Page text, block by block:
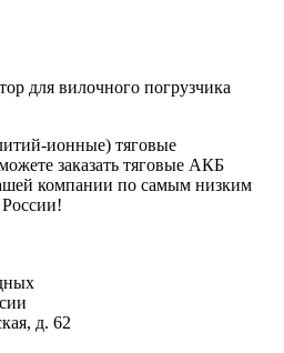
для вилочного погрузчика
ионные) тяговые
заказать тяговые АКБ
компании по самым низким
д. 62